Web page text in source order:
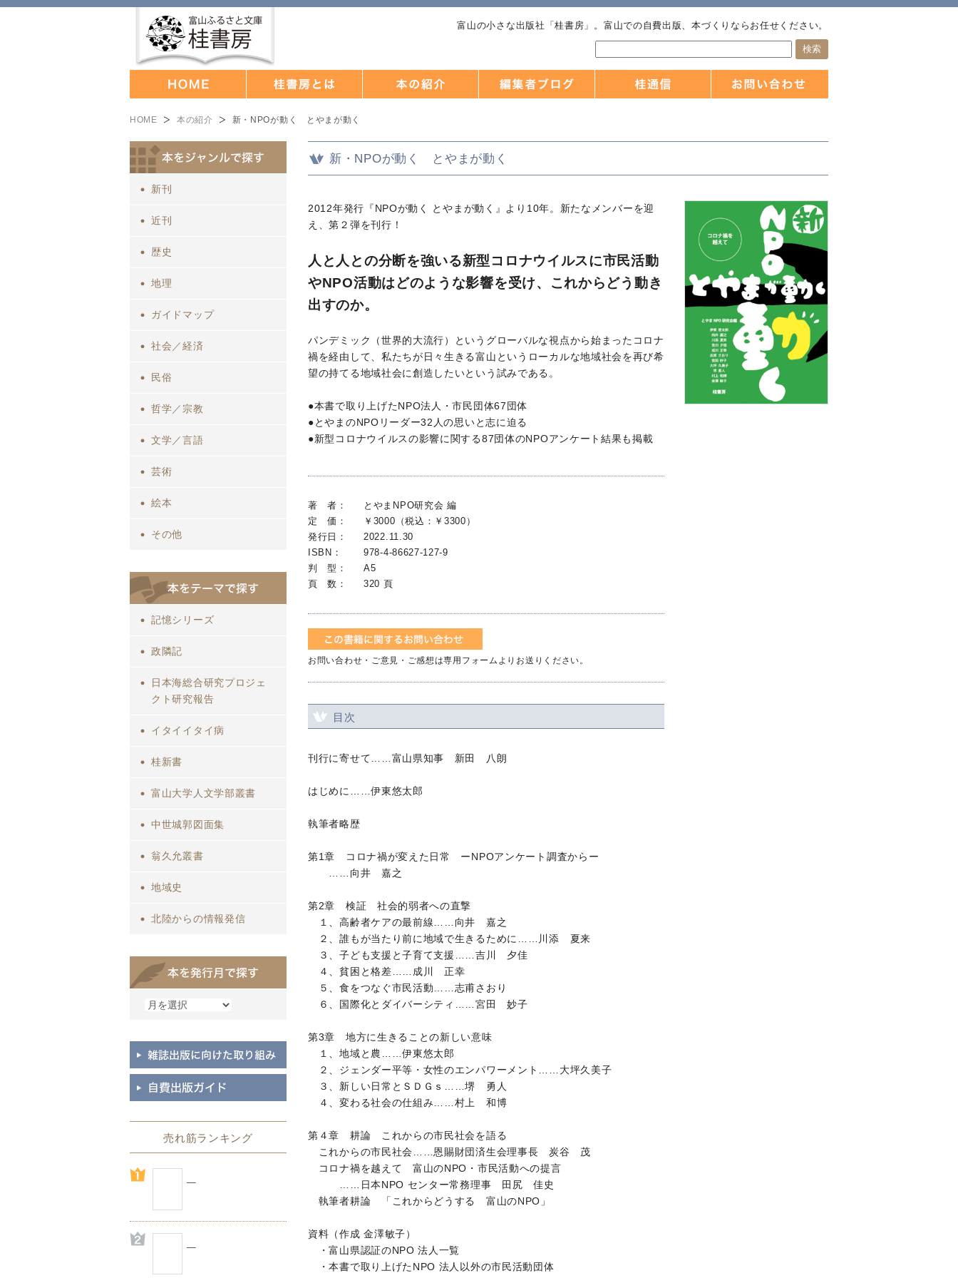
富山の小さな出版社「桂書房」。富山での自費出版、本づくりならお任せください。
HOME 本の紹介 新・NPOが動く とやまが動く
新・NPOが動く とやまが動く
2012年発行『NPOが動く とやまが動く』より10年。新たなメンバーを迎
え、第２弾を刊行！
人と人との分断を強いる新型コロナウイルスに市民活動
やNPO活動はどのような影響を受け、これからどう動き
出すのか。
パンデミック（世界的大流行）というグローバルな視点から始まったコロナ
禍を経由して、私たちが日々生きる富山というローカルな地域社会を再び希
望の持てる地域社会に創造したいという試みである。
●本書で取り上げたNPO法人・市民団体67団体
●とやまのNPOリーダー32人の思いと志に迫る
●新型コロナウイルスの影響に関する87団体のNPOアンケート結果も掲載
著 者：
とやまNPO研究会 編
定 価：
￥3000（税込：￥3300）
発行日：
2022.11.30
ISBN：
978-4-86627-127-9
判 型：
A5
頁 数：
320 頁
お問い合わせ・ご意見・ご感想は専用フォームよりお送りください。
目次
刊行に寄せて……富山県知事 新田 八朗
はじめに……伊東悠太郎
執筆者略歴
第1章 コロナ禍が変えた日常 ーNPOアンケート調査からー
……向井 嘉之
第2章 検証 社会的弱者への直撃
１、高齢者ケアの最前線……向井 嘉之
２、誰もが当たり前に地域で生きるために……川添 夏来
３、子ども支援と子育て支援……吉川 夕佳
４、貧困と格差……成川 正幸
５、食をつなぐ市民活動……志甫さおり
６、国際化とダイバーシティ……宮田 妙子
第3章 地方に生きることの新しい意味
１、地域と農……伊東悠太郎
２、ジェンダー平等・女性のエンパワーメント……大坪久美子
３、新しい日常とＳＤＧｓ……堺 勇人
４、変わる社会の仕組み……村上 和博
第４章 耕論 これからの市民社会を語る
これからの市民社会……恩賜財団済生会理事長 炭谷 茂
コロナ禍を越えて 富山のNPO・市民活動への提言
……日本NPO センター常務理事 田尻 佳史
執筆者耕論 「これからどうする 富山のNPO」
資料（作成 金澤敏子）
・富山県認証のNPO 法人一覧
・本書で取り上げたNPO 法人以外の市民活動団体
新刊
近刊
歴史
地理
ガイドマップ
社会／経済
民俗
哲学／宗教
文学／言語
芸術
絵本
その他
記憶シリーズ
政隣記
日本海総合研究プロジェ
クト研究報告
イタイイタイ病
桂新書
富山大学人文学部叢書
中世城郭図面集
翁久允叢書
地域史
北陸からの情報発信
売れ筋ランキング